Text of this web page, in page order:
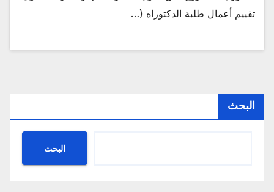
تقييم أعمال طلبة الدكتوراه (…
البحث
البحث